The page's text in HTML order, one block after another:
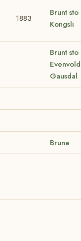
1883
Brunt
Kongsli
Brunt
Gausdal
Bruna